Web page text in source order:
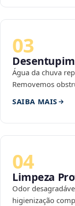
03
Água da chuva
Removemos
SAIBA MAIS
04
Limpeza
Odor
higienização